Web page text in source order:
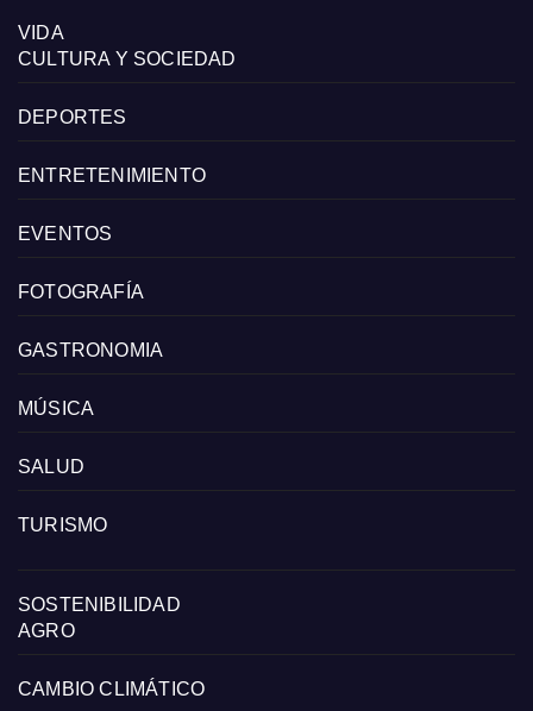
VIDA
CULTURA Y SOCIEDAD
DEPORTES
ENTRETENIMIENTO
EVENTOS
FOTOGRAFÍA
GASTRONOMIA
MÚSICA
SALUD
TURISMO
SOSTENIBILIDAD
AGRO
CAMBIO CLIMÁTICO